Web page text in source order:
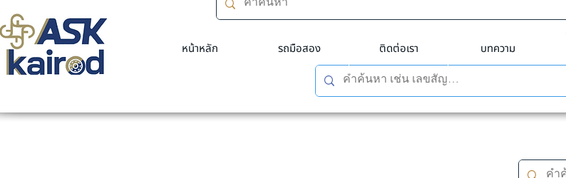
หน้าหลัก รถมือสอง ติดต่อเรา บทความ